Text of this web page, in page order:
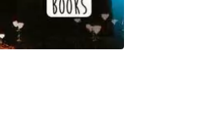
CONDUJO A UNA EXPERIENCIA